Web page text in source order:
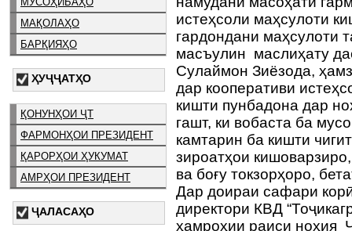
МАҚОЛАҲО
БАРҚИЯҲО
ҲУҶҶАТҲО
ҚОНУНҲОИ ҶТ
ФАРМОНҲОИ ПРЕЗИДЕНТ
ҚАРОРҲОИ ҲУКУМАТ
АМРҲОИ ПРЕЗИДЕНТ
ҶАЛАСАҲО
истеҳсоли маҳсулоти
гардондани маҳсулоти
масъулин маслиҳату
Сулаймон Зиёзода,
дар кооперативи
кишти пунбадона дар
гашт, ки вобаста ба
камтарин ба кишти
зироатҳои
ва боғу токзорҳоро,
Дар доираи сафари
директори КВД
ҳамроҳии раиси ноҳия